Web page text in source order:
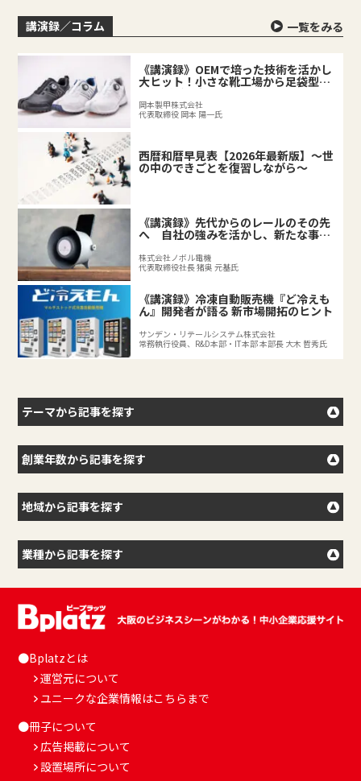
講演録／コラム 一覧をみる
《講演録》OEMで培った技術を活かし
大ヒット！小さな靴工場から足袋型シ
ューズが誕生するまで
岡本製甲株式会社
代表取締役 岡本 陽一氏
西暦和暦早見表【2026年最新版】～世
の中のできごとを復習しながら～
《講演録》先代からのレールのその先
へ 自社の強みを活かし、新たな事業
株式会社ノボル電機
代表取締役社長 猪奥 元基氏
《講演録》冷凍自動販売機『ど冷えも
ん』開発者が語る 新市場開拓のヒント
サンデン・リテールシステム株式会社
常務執行役員、R&D本部・IT本部 本部長 大木 哲秀氏
テーマから記事を探す
創業年数から記事を探す
地域から記事を探す
業種から記事を探す
●Bplatzとは
運営元について
ユニークな企業情報はこちらまで
●冊子について
広告掲載について
設置場所について